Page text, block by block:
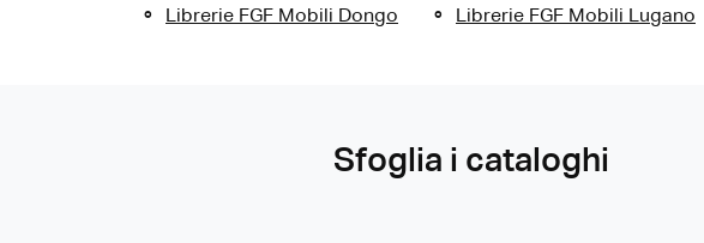
Librerie FGF Mobili Dongo Librerie FGF Mobili Lugano
Sfoglia i cataloghi